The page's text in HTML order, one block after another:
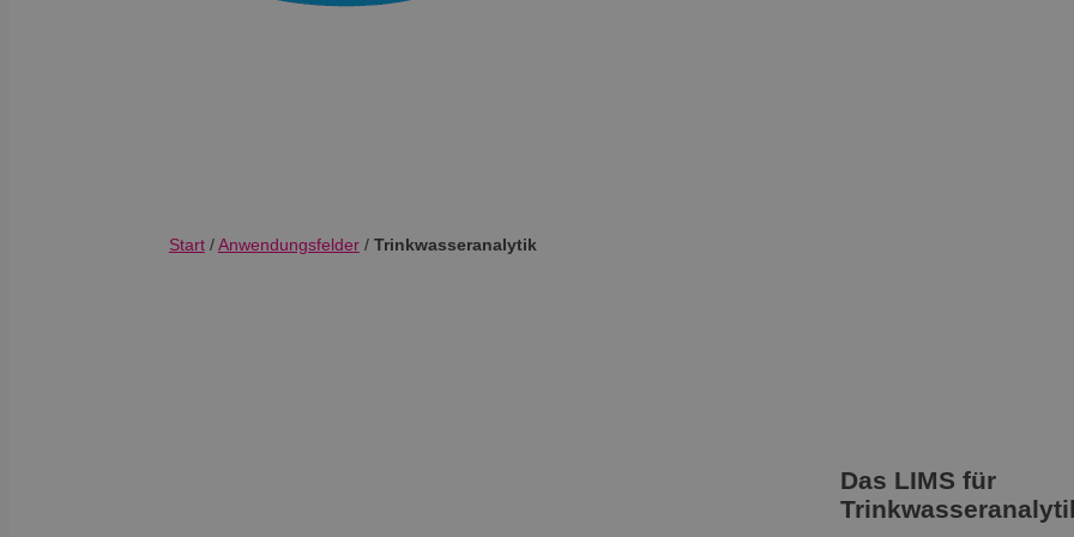
Start/Anwendungsfelder/ Trinkwasseranalytik
Das LIMS für